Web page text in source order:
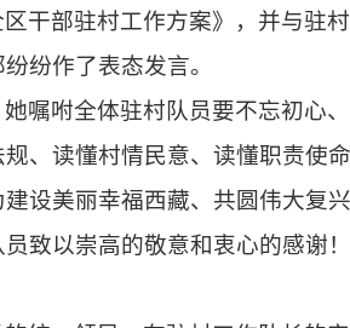
干部驻村工作方案》，并与驻
纷作了表态发言。
嘱咐全体驻村队员要不忘初心
、读懂村情民意、读懂职责使
设美丽幸福西藏、共圆伟大复
致以崇高的敬意和衷心的感谢！